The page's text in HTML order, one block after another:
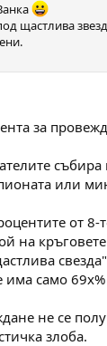
щастлива
за
или
от 8-
на
само
не се
злоба.